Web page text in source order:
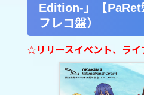
Edition-」【PaRet
フレコ盤）
☆リリースイベント、ライ